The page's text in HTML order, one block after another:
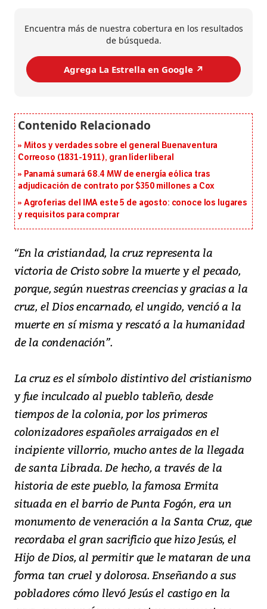
Encuentra más de nuestra cobertura en los resultados
de búsqueda.
Agrega La Estrella en Google ↗️
Mitos y verdades sobre el general Buenaventura
Correoso (1831-1911), gran líder liberal
Panamá sumará 68.4 MW de energía eólica tras
adjudicación de contrato por $350 millones a Cox
Agroferias del IMA este 5 de agosto: conoce los lugares
y requisitos para comprar
“En la cristiandad, la cruz representa la
victoria de Cristo sobre la muerte y el pecado,
porque, según nuestras creencias y gracias a la
cruz, el Dios encarnado, el ungido, venció a la
muerte en sí misma y rescató a la humanidad
de la condenación”.
La cruz es el símbolo distintivo del cristianismo
y fue inculcado al pueblo tableño, desde
tiempos de la colonia, por los primeros
colonizadores españoles arraigados en el
incipiente villorrio, mucho antes de la llegada
de santa Librada. De hecho, a través de la
historia de este pueblo, la famosa Ermita
situada en el barrio de Punta Fogón, era un
monumento de veneración a la Santa Cruz, que
recordaba el gran sacrificio que hizo Jesús, el
Hijo de Dios, al permitir que le mataran de una
forma tan cruel y dolorosa. Enseñando a sus
pobladores cómo llevó Jesús el castigo en la